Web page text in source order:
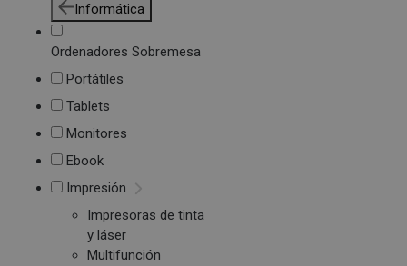
Informática
Ordenadores Sobremesa
Portátiles
Tablets
Monitores
Ebook
Impresión
Impresoras de tinta
y láser
Multifunción